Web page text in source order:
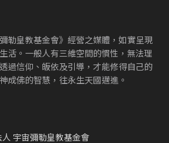
勒皇教基金會》經營之媒體，如實呈現
活。一般人有三維空間的慣性，無法理
過信仰、皈依及引導，才能修得自己的
成佛的智慧，往永生天國邁進。
人 宇宙彌勒皇教基金會